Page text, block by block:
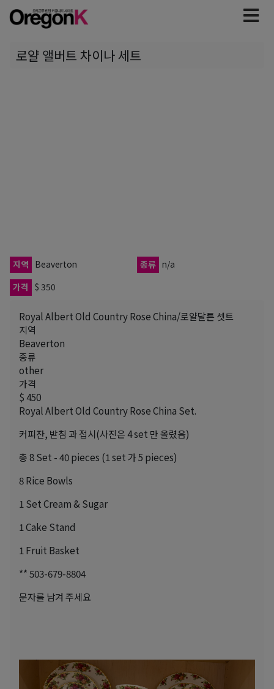
로얄 앨버트 차이나 세트
지역 Beaverton 종류 n/a
가격 $ 350
Royal Albert Old Country Rose China/로얄달튼 셋트
지역
Beaverton
종류
other
가격
$ 450
Royal Albert Old Country Rose China Set.
커피잔, 받침 과 접시(사진은 4 set 만 올렸음)
총 8 Set - 40 pieces (1 set 가 5 pieces)
8 Rice Bowls
1 Set Cream & Sugar
1 Cake Stand
1 Fruit Basket
** 503-679-8804
문자를 남겨 주세요